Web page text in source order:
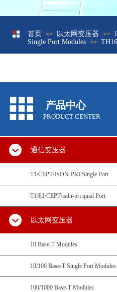
首页 >> 以太网变压器 >>
Single Port Modules >>
网络变压
产品中心
PRODUCT CENTER
通信变压器
T1/CEPT/ISDN-PRI Single Port
T1/E1/CEPT/isdn-pri quad Port
以太网变压器
10 Base-T Modules
10/100 Base-T Single Port Modules
100/1000 Base-T Modules